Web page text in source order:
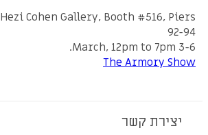
Hezi Cohen Gallery, Booth #516, Piers
92-94
3-6 March, 12pm to 7pm.
The Armory Show
יצירת קשר